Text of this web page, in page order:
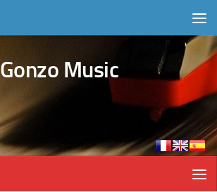
Gonzo Music